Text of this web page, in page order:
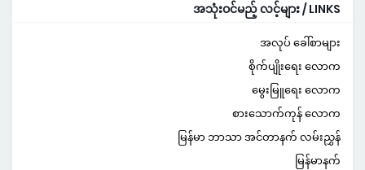
အသုံးဝင်မည့် လင့်များ / LINKS
အလုပ် ခေါ်စာများ
စိုက်ပျိုးရေး လောက
မွေးမြူရေး လောက
စားသောက်ကုန် လောက
မြန်မာ ဘာသာ အင်တာနက် လမ်းညွှန်
မြန်မာနက်